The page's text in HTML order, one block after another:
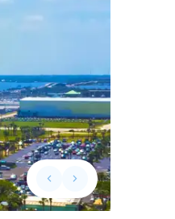
keyboard_arrow_leftPrevious slide
keyboard_arrow_rightNext slide